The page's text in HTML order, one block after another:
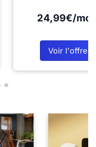
24,99€/
Voir l'offre